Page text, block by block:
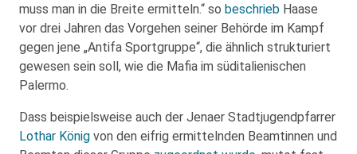
muss man in die Breite ermitteln.“ so beschrieb Haase
vor drei Jahren das Vorgehen seiner Behörde im Kampf
gegen jene „Antifa Sportgruppe“, die ähnlich strukturiert
gewesen sein soll, wie die Mafia im süditalienischen
Palermo.
Dass beispielsweise auch der Jenaer Stadtjugendpfarrer
Lothar König von den eifrig ermittelnden Beamtinnen und